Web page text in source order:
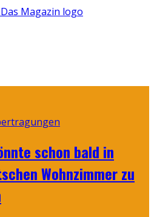
schon bald in
Wohnzimmer zu